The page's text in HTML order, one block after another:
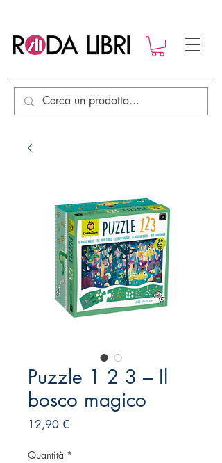
Puzzle 1 2 3 – Il
bosco magico
12,90 €Prezzo
Quantità *